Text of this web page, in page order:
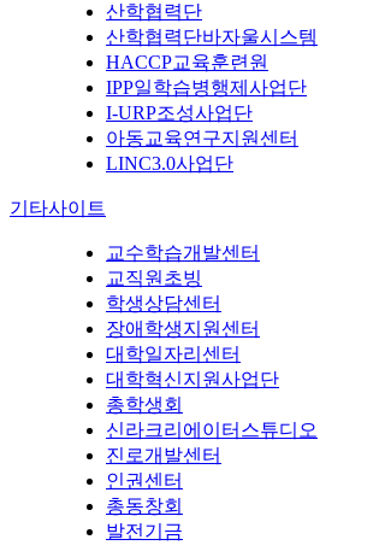
산학협력단
산학협력단바자울시스템
HACCP교육훈련원
IPP일학습병행제사업단
I-URP조성사업단
아동교육연구지원센터
LINC3.0사업단
기타사이트
교수학습개발센터
교직원초빙
학생상담센터
장애학생지원센터
대학일자리센터
대학혁신지원사업단
총학생회
신라크리에이터스튜디오
진로개발센터
인권센터
총동창회
발전기금